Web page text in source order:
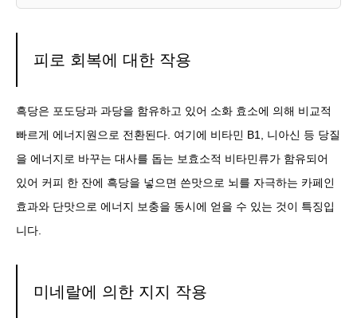
피로 회복에 대한 작용
흑당은 포도당과 과당을 함유하고 있어 소화 효소에 의해 비교적
빠르게 에너지원으로 전환된다. 여기에 비타민 B1, 니아신 등 당질
을 에너지로 바꾸는 대사를 돕는 보효소적 비타민류가 함유되어
있어 커피 한 잔에 흑당을 넣으면 쓴맛으로 뇌를 자극하는 카페인
효과와 단맛으로 에너지 보충을 동시에 얻을 수 있는 것이 특징입
니다.
미네랄에 의한 지지 작용